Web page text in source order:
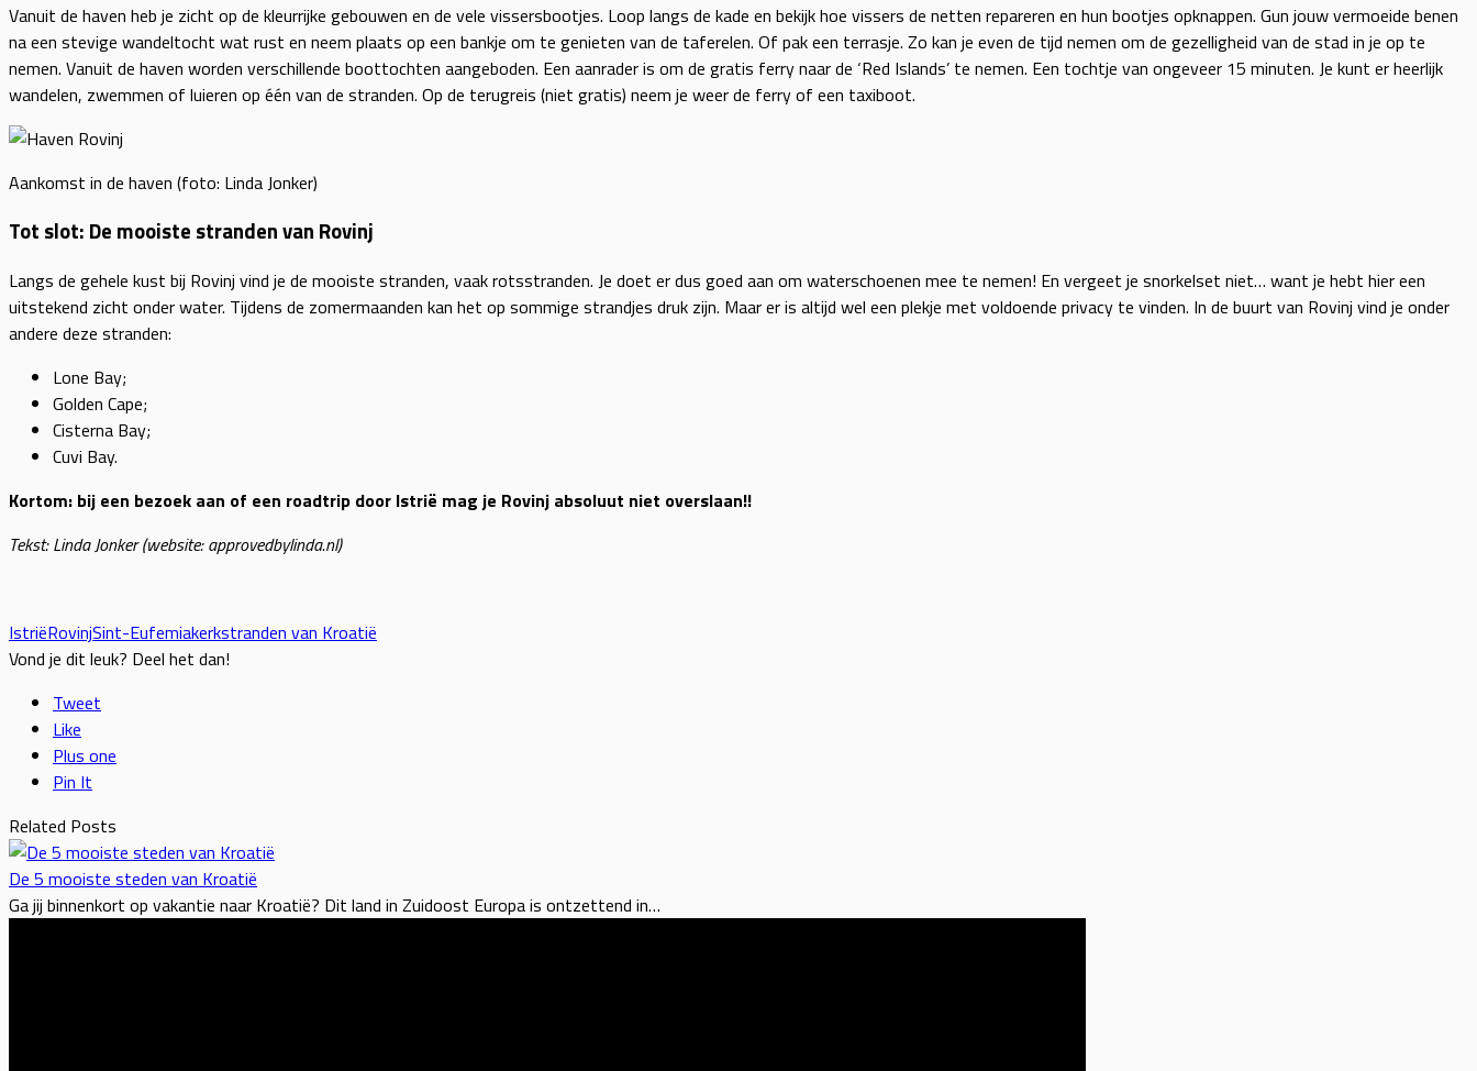
Vanuit de haven heb je zicht op de kleurrijke gebouwen en de vele vissersbootjes. Loop langs de kade en bekijk hoe vissers de netten repareren en hun bootjes opknappen. Gun jouw vermoeide benen
na een stevige wandeltocht wat rust en neem plaats op een bankje om te genieten van de taferelen. Of pak een terrasje. Zo kan je even de tijd nemen om de gezelligheid van de stad in je op te
nemen. Vanuit de haven worden verschillende boottochten aangeboden. Een aanrader is om de gratis ferry naar de ‘Red Islands’ te nemen. Een tochtje van ongeveer 15 minuten. Je kunt er heerlijk
wandelen, zwemmen of luieren op één van de stranden. Op de terugreis (niet gratis) neem je weer de ferry of een taxiboot.
Aankomst in de haven (foto: Linda Jonker)
Tot slot: De mooiste stranden van Rovinj
Langs de gehele kust bij Rovinj vind je de mooiste stranden, vaak rotsstranden. Je doet er dus goed aan om waterschoenen mee te nemen! En vergeet je snorkelset niet… want je hebt hier een
uitstekend zicht onder water. Tijdens de zomermaanden kan het op sommige strandjes druk zijn. Maar er is altijd wel een plekje met voldoende privacy te vinden. In de buurt van Rovinj vind je onder
andere deze stranden:
Lone Bay;
Golden Cape;
Cisterna Bay;
Cuvi Bay.
Kortom: bij een bezoek aan of een roadtrip door Istrië mag je Rovinj absoluut niet overslaan!!
Tekst: Linda Jonker (website: approvedbylinda.nl)
IstriëRovinjSint-Eufemiakerkstranden van Kroatië
Vond je dit leuk? Deel het dan!
Tweet
Like
Plus one
Pin It
Related Posts
De 5 mooiste steden van Kroatië
Ga jij binnenkort op vakantie naar Kroatië? Dit land in Zuidoost Europa is ontzettend in…